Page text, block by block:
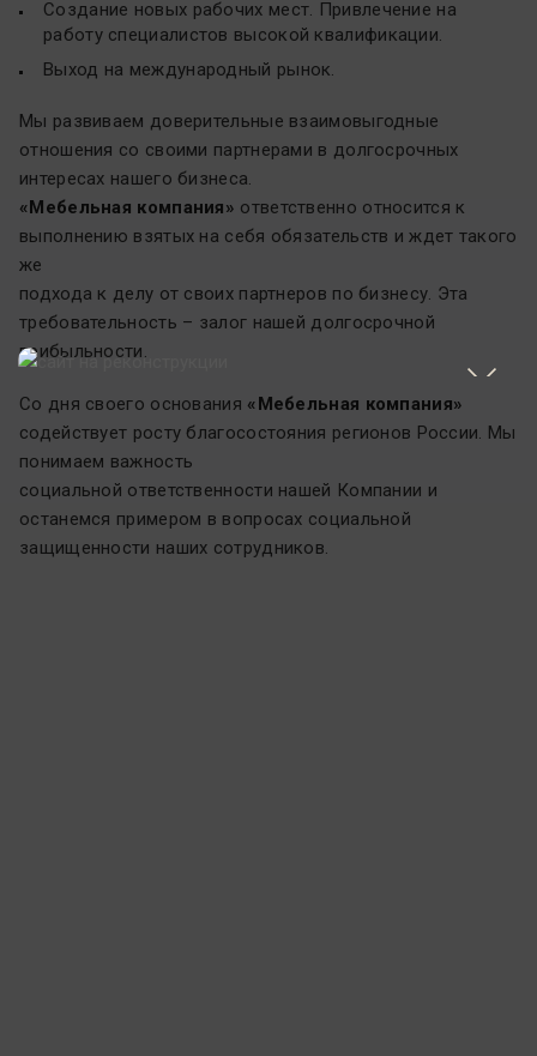
Создание новых рабочих мест. Привлечение на
работу специалистов высокой квалификации.
Выход на международный рынок.
Мы развиваем доверительные взаимовыгодные
отношения со своими партнерами в долгосрочных
интересах нашего бизнеса.
«Мебельная компания» ответственно относится к
выполнению взятых на себя обязательств и ждет такого
же
подхода к делу от своих партнеров по бизнесу. Эта
требовательность – залог нашей долгосрочной
прибыльности.
Со дня своего основания «Мебельная компания»
содействует росту благосостояния регионов России. Мы
понимаем важность
социальной ответственности нашей Компании и
останемся примером в вопросах социальной
защищенности наших сотрудников.